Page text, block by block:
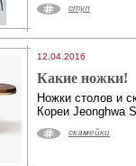
стул
12.04.2016
Какие ножки!
Ножки столов и
Кореи Jeonghwa
скамейки